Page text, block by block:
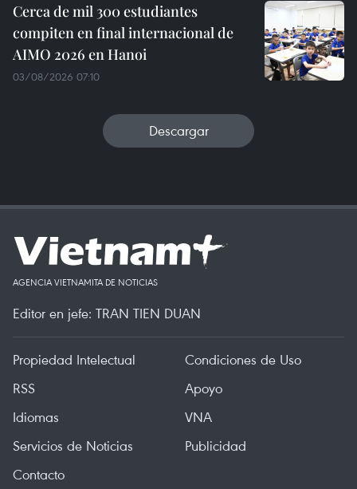
Cerca de mil 300 estudiantes
compiten en final internacional de
AIMO 2026 en Hanoi
03/08/2026 07:10
Descargar
AGENCIA VIETNAMITA DE NOTICIAS
Editor en jefe: TRAN TIEN DUAN
Propiedad Intelectual
Condiciones de Uso
RSS
Apoyo
Idiomas
VNA
Servicios de Noticias
Publicidad
Contacto